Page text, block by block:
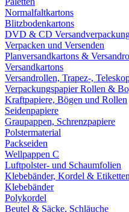
Normalfaltkartons
Blitzbodenkartons
DVD & CD
Verpacken und Versenden
Planversandkartons &
Versandkartons
Versandrollen, Trapez-,
Verpackungspapier Rollen &
Kraftpapiere, Bögen und Rollen
Seidenpapiere
Graupappen, Schrenzpapiere
Polstermaterial
Packseiden
Wellpappen C
Luftpolster- und Schaumfolien
Klebebänder, Kordel & Etiketten
Klebebänder
Polykordel
Beutel & Säcke, Schläuche